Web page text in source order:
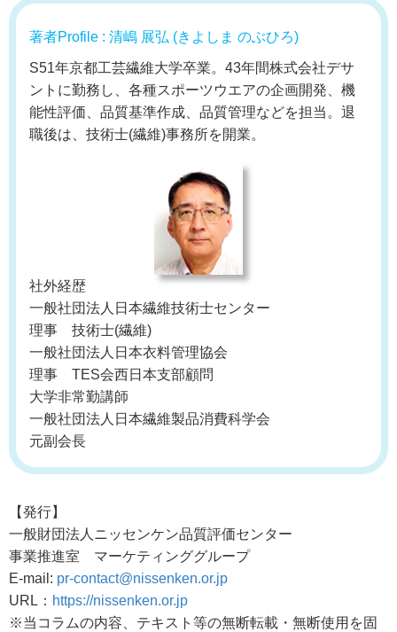
著者Profile : 清嶋 展弘 (きよしま のぶひろ)
S51年京都工芸繊維大学卒業。43年間株式会社デサ
ントに勤務し、各種スポーツウエアの企画開発、機
能性評価、品質基準作成、品質管理などを担当。退
職後は、技術士(繊維)事務所を開業。
社外経歴
一般社団法人日本繊維技術士センター
理事 技術士(繊維)
一般社団法人日本衣料管理協会
理事 TES会西日本支部顧問
大学非常勤講師
一般社団法人日本繊維製品消費科学会
元副会長
【発行】
一般財団法人ニッセンケン品質評価センター
事業推進室 マーケティンググループ
E-mail: pr-contact@nissenken.or.jp
URL： https://nissenken.or.jp
※当コラムの内容、テキスト等の無断転載・無断使用を固